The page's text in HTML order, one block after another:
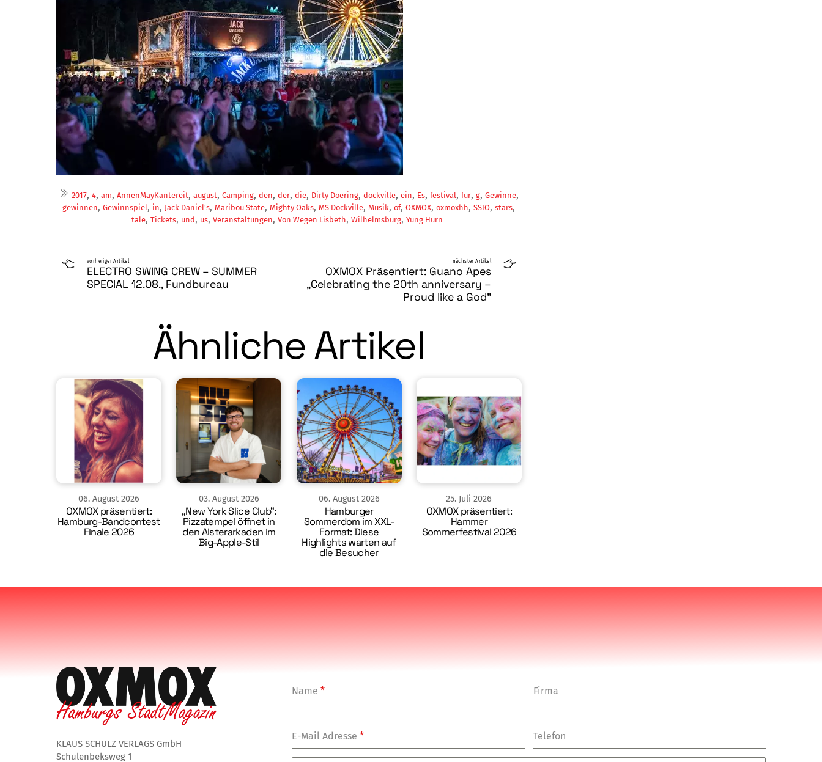
2017, 4, am, AnnenMayKantereit, august, Camping, den, der, die, Dirty Doering, dockville, ein, Es, festival, für, g, Gewinne,
gewinnen,Gewinnspiel, in, Jack Daniel's,Maribou State,Mighty Oaks,MS Dockville,Musik,of,OXMOX,oxmoxhh,SSIO,stars,
tale, Tickets, und, us, Veranstaltungen, Von Wegen Lisbeth, Wilhelmsburg, Yung Hurn
vorheriger Artikel
ELECTRO SWING CREW – SUMMER
SPECIAL 12.08., Fundbureau
nächster Artikel
OXMOX Präsentiert: Guano Apes
„Celebrating the 20th anniversary –
Proud like a God”
Ähnliche Artikel
06. August 2026
OXMOX präsentiert:
Hamburg-Bandcontest
Finale 2026
03. August 2026
„New York Slice Club“:
Pizzatempel öffnet in
den Alsterarkaden im
Big-Apple-Stil
06. August 2026
Hamburger
Sommerdom im XXL-
Format: Diese
Highlights warten auf
die Besucher
25. Juli 2026
OXMOX präsentiert:
Hammer
Sommerfestival 2026
KLAUS SCHULZ VERLAGS GmbH
Schulenbeksweg 1
Name* Firma
E-Mail Adresse* Telefon